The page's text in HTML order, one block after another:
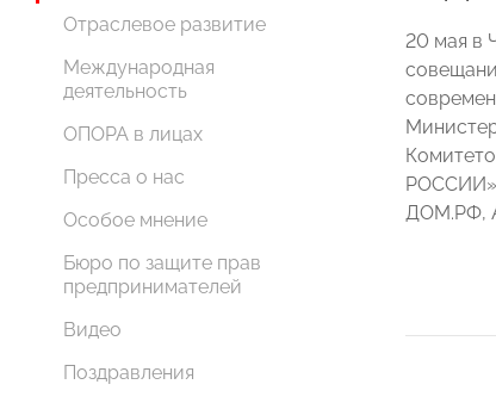
Отраслевое развитие
Международная
деятельность
ОПОРА в лицах
Пресса о нас
Особое мнение
Бюро по защите прав
предпринимателей
Видео
Поздравления
20 мая в
ДОМ.РФ,